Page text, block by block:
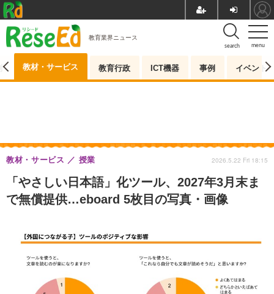
menu
search
教育業界ニュース
教材・サービス 教育行政 ICT機器 事例 イベント
「やさしい日本語」化ツール、2027年3月末ま
で無償提供…eboard 5枚目の写真・画像
教材・サービス 授業 2026.5.22 Fri 18:15